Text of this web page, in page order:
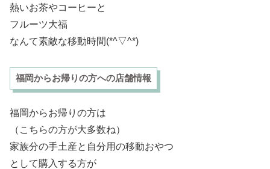
熱いお茶やコーヒーと
フルーツ大福
なんて素敵な移動時間(*^▽^*)
福岡からお帰りの方への店舗情報
福岡からお帰りの方は
（こちらの方が大多数ね）
家族分の手土産と自分用の移動おやつ
として購入する方が